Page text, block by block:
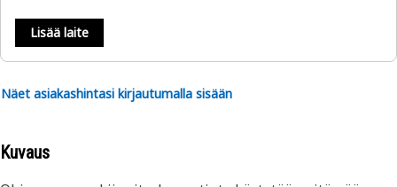
Lisää laite
Näet asiakashintasi kirjautumalla sisään
Kuvaus